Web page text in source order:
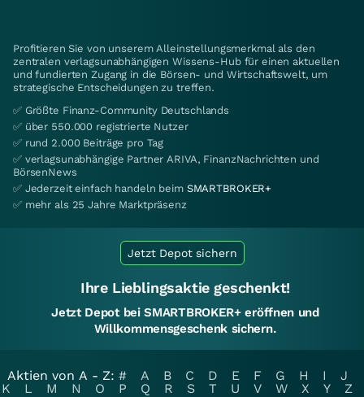
Profitieren Sie von unserem Alleinstellungsmerkmal als den
zentralen verlagsunabhängigen Wissens-Hub für einen aktuellen
und fundierten Zugang in die Börsen- und Wirtschaftswelt, um
strategische Entscheidungen zu treffen.
✅ Größte Finanz-Community Deutschlands
✅ über 550.000 registrierte Nutzer
✅ rund 2.000 Beiträge pro Tag
✅ verlagsunabhängige Partner ARIVA, FinanzNachrichten und
BörsenNews
✅ Jederzeit einfach handeln beim SMARTBROKER+
✅ mehr als 25 Jahre Marktpräsenz
Jetzt Depot sichern
Ihre Lieblingsaktie geschenkt!
Jetzt Depot bei SMARTBROKER+ eröffnen und
Willkommensgeschenk sichern.
Aktien von A - Z: # A B C D E F G H I
J
K
L M N O P Q R S T U V W X Y
Z